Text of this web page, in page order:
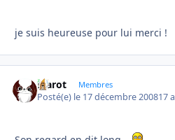
je suis heureuse pour lui merci !
Marot Membres
Posté(e) le 17 décembre 200817 a